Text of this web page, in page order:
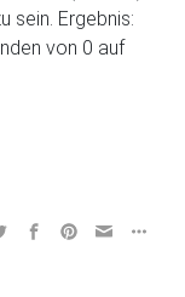
sein. Ergebnis:
von 0 auf